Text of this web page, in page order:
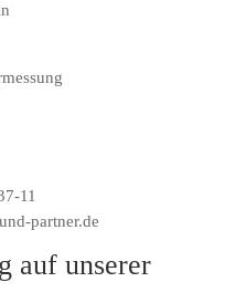
11
partner.de
auf unserer